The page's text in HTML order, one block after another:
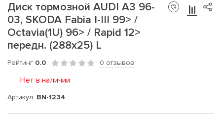
Диск тормозной AUDI A3 96-
03, SKODA Fabia I-III 99> /
Octavia(1U) 96> / Rapid 12>
передн. (288x25) L
Рейтинг 0.0 0 отзывов
Нет в наличии
Артикул: BN-1234